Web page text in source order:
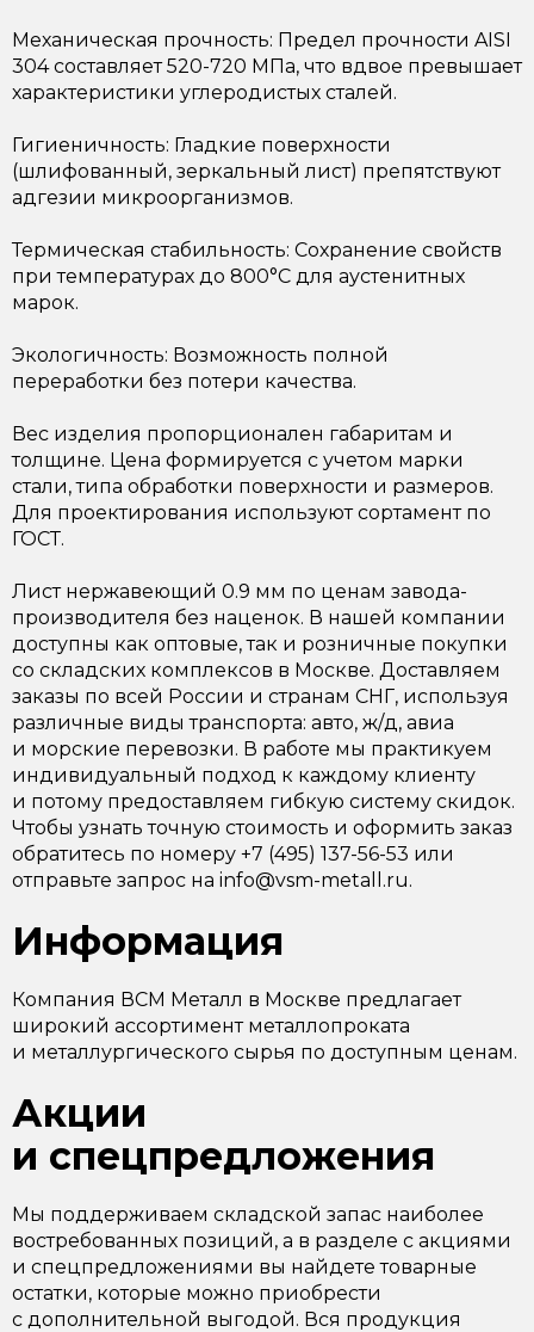
Механическая прочность: Предел прочности AISI
304 составляет 520-720 МПа, что вдвое превышает
характеристики углеродистых сталей.
Гигиеничность: Гладкие поверхности
(шлифованный, зеркальный лист) препятствуют
адгезии микроорганизмов.
Термическая стабильность: Сохранение свойств
при температурах до 800°C для аустенитных
марок.
Экологичность: Возможность полной
переработки без потери качества.
Вес изделия пропорционален габаритам и
толщине. Цена формируется с учетом марки
стали, типа обработки поверхности и размеров.
Для проектирования используют сортамент по
ГОСТ.
Лист нержавеющий 0.9 мм по ценам завода-
производителя без наценок. В нашей компании
доступны как оптовые, так и розничные покупки
со складских комплексов в Москве. Доставляем
заказы по всей России и странам СНГ, используя
различные виды транспорта: авто, ж/д, авиа
и морские перевозки. В работе мы практикуем
индивидуальный подход к каждому клиенту
и потому предоставляем гибкую систему скидок.
Чтобы узнать точную стоимость и оформить заказ
обратитесь по номеру +7 (495) 137-56-53 или
отправьте запрос на info@vsm-metall.ru.
Информация
Компания ВСМ Металл в Москве предлагает
широкий ассортимент металлопроката
и металлургического сырья по доступным ценам.
Акции
и спецпредложения
Мы поддерживаем складской запас наиболее
востребованных позиций, а в разделе с акциями
и спецпредложениями вы найдете товарные
остатки, которые можно приобрести
с дополнительной выгодой. Вся продукция